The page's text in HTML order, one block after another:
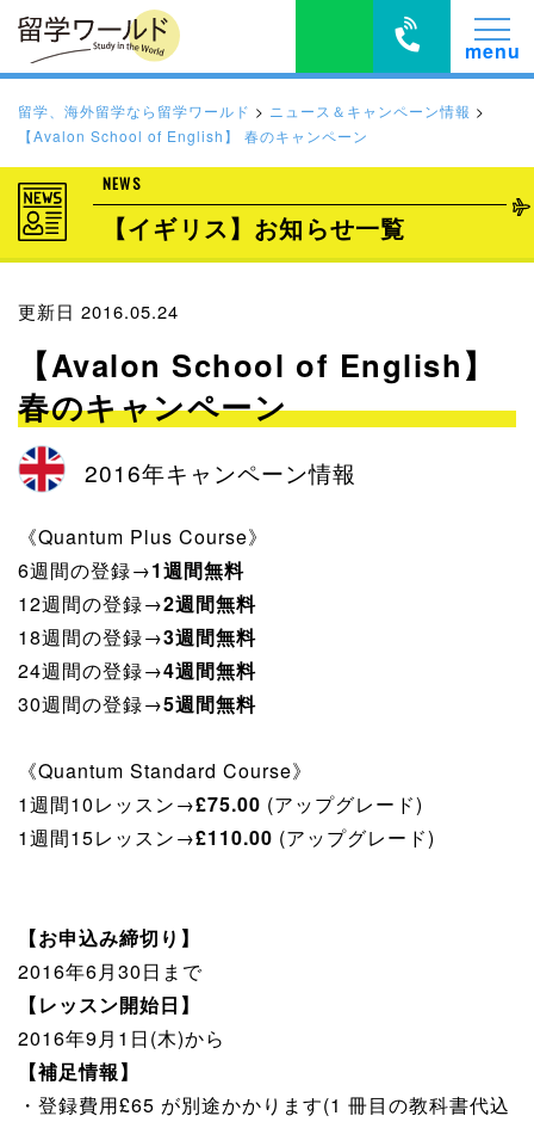
留学、海外留学なら留学ワールド > ニュース＆キャンペーン情報 >
【Avalon School of English】 春のキャンペーン
NEWS
【イギリス】お知らせ一覧
更新日 2016.05.24
【Avalon School of English】
春のキャンペーン
2016年キャンペーン情報
《Quantum Plus Course》
6週間の登録→1週間無料
12週間の登録→2週間無料
18週間の登録→3週間無料
24週間の登録→4週間無料
30週間の登録→5週間無料
《Quantum Standard Course》
1週間10レッスン→£75.00 (アップグレード)
1週間15レッスン→£110.00 (アップグレード)
【お申込み締切り】
2016年6月30日まで
【レッスン開始日】
2016年9月1日(木)から
【補足情報】
・登録費用£65 が別途かかります(1 冊目の教科書代込